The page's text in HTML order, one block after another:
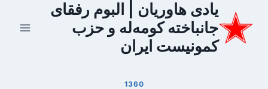
محتوا
یادی هاوریان | البوم رفقای
جانباخته کومه‌له و حزب
کمونیست ایران
1360